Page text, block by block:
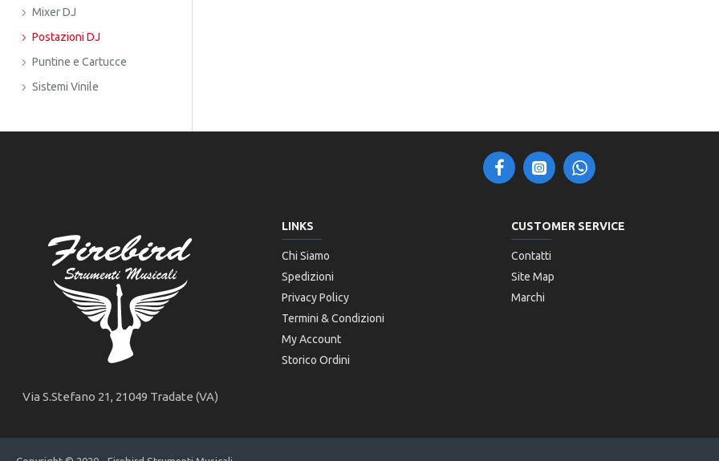
Mixer DJ
Postazioni DJ
Puntine e Cartucce
Sistemi Vinile
Via S.Stefano 21, 21049 Tradate (VA)
LINKS
Chi Siamo
Spedizioni
Privacy Policy
Termini & Condizioni
My Account
Storico Ordini
CUSTOMER SERVICE
Contatti
Site Map
Marchi